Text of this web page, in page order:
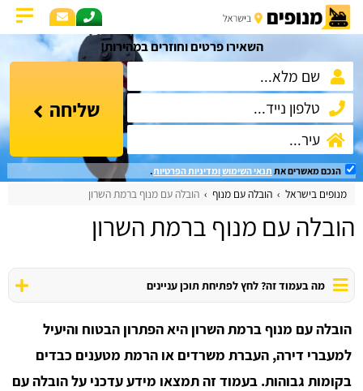
השאירו פרטים וחוזרים במהירות!
שליחה
הנכם מאשרים את תנאי השימושומדיניות הפרטיות.
מנופים בישראל הובלה עם מנוף הובלה עם מנוף ברמת השרון
הובלה עם מנוף ברמת השרון
מה בעמוד זה? לחץ לפתיחת תוכן עניינים
הובלה עם מנוף ברמת השרון היא הפתרון הבטוח והיעיל
למעברי דירה, העברת משרדים או הרמת מטענים כבדים
בקומות גבוהות. בעמוד זה תמצאו מידע עדכני על הובלה עם